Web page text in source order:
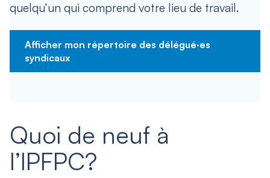
quelqu’un qui comprend votre lieu de travail.
Afficher mon répertoire des délégué·es
syndicaux
Quoi de neuf à
l’IPFPC?